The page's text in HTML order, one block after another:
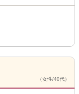
（女性/40代）